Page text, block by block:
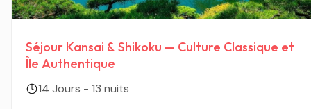
Séjour Kansai & Shikoku — Culture Classique et
Île Authentique
14 Jours - 13 nuits